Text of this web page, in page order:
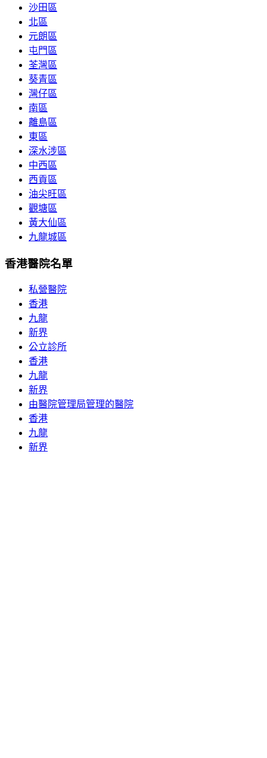
沙田區
北區
元朗區
屯門區
荃灣區
葵青區
灣仔區
南區
離島區
東區
深水涉區
中西區
西貢區
油尖旺區
觀塘區
黃大仙區
九龍城區
香港醫院名單
私營醫院
香港
九龍
新界
公立診所
香港
九龍
新界
由醫院管理局管理的醫院
香港
九龍
新界